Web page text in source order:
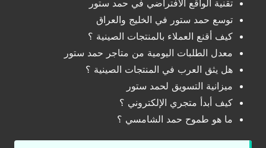
تقنية الواقع الافتراضي في حمد ستور
توسع حمد ستور في الخليج والعراق
كيف أقنع العملاء بالمنتجات الصينية ؟
معدل الطلبات اليومية من متاجر حمد ستور
هل يثق العرب في المنتجات الصينية ؟
ميزانية التسويق لحمد ستور
كيف أبدأ متجري الإلكتروني ؟
ما هو طموح حمد الشامسي ؟